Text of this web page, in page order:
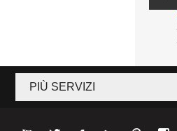
PIÙ SERVIZI